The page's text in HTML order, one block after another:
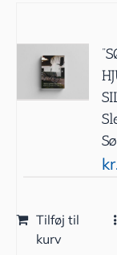
Tilføj til
kurv